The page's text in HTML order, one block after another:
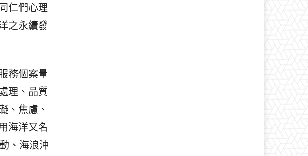
仁們心理
之永續發
務個案量
理、品質
、焦慮、
海洋又名
、海浪沖